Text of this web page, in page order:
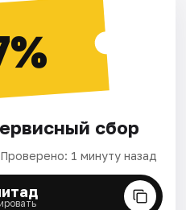
сбор
Проверено: 1 минуту назад